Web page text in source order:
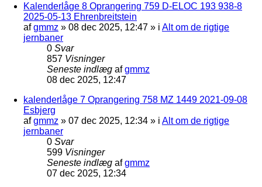
Kalenderlåge 8 Oprangering 759 D-ELOC 193 938-8
2025-05-13 Ehrenbreitstein
afgmmz » 08 dec 2025, 12:47 » i Alt om de rigtige
jernbaner
0 Svar
857 Visninger
Seneste indlæg afgmmz
08 dec 2025, 12:47
kalenderlåge 7 Oprangering 758 MZ 1449 2021-09-08
Esbjerg
afgmmz » 07 dec 2025, 12:34 » i Alt om de rigtige
jernbaner
0 Svar
599 Visninger
Seneste indlæg afgmmz
07 dec 2025, 12:34